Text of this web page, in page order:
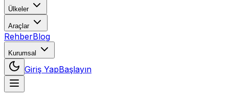
Ülkeler
Araçlar
RehberBlog
Kurumsal
Giriş YapBaşlayın